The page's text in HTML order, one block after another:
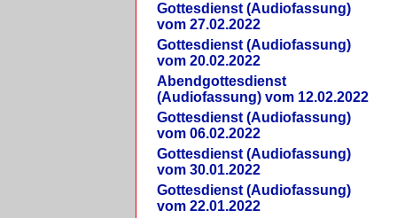
Gottesdienst (Audiofassung)
vom 27.02.2022
Gottesdienst (Audiofassung)
vom 20.02.2022
Abendgottesdienst
(Audiofassung) vom 12.02.2022
Gottesdienst (Audiofassung)
vom 06.02.2022
Gottesdienst (Audiofassung)
vom 30.01.2022
Gottesdienst (Audiofassung)
vom 22.01.2022